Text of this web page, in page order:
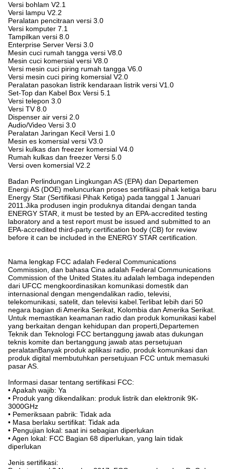
Versi bohlam V2.1
Versi lampu V2.2
Peralatan pencitraan versi 3.0
Versi komputer 7.1
Tampilkan versi 8.0
Enterprise Server Versi 3.0
Mesin cuci rumah tangga versi V8.0
Mesin cuci komersial versi V8.0
Versi mesin cuci piring rumah tangga V6.0
Versi mesin cuci piring komersial V2.0
Peralatan pasokan listrik kendaraan listrik versi V1.0
Set-Top dan Kabel Box Versi 5.1
Versi telepon 3.0
Versi TV 8.0
Dispenser air versi 2.0
Audio/Video Versi 3.0
Peralatan Jaringan Kecil Versi 1.0
Mesin es komersial versi V3.0
Versi kulkas dan freezer komersial V4.0
Rumah kulkas dan freezer Versi 5.0
Versi oven komersial V2.2
Badan Perlindungan Lingkungan AS (EPA) dan Departemen
Energi AS (DOE) meluncurkan proses sertifikasi pihak ketiga baru
Energy Star (Sertifikasi Pihak Ketiga) pada tanggal 1 Januari
2011.Jika produsen ingin produknya ditandai dengan tanda
ENERGY STAR, it must be tested by an EPA-accredited testing
laboratory and a test report must be issued and submitted to an
EPA-accredited third-party certification body (CB) for review
before it can be included in the ENERGY STAR certification.
Nama lengkap FCC adalah Federal Communications
Commission, dan bahasa Cina adalah Federal Communications
Commission of the United States.itu adalah lembaga independen
dari UFCC mengkoordinasikan komunikasi domestik dan
internasional dengan mengendalikan radio, televisi,
telekomunikasi, satelit, dan televisi kabel.Terlibat lebih dari 50
negara bagian di Amerika Serikat, Kolombia dan Amerika Serikat.
Untuk memastikan keamanan radio dan produk komunikasi kabel
yang berkaitan dengan kehidupan dan properti,Departemen
Teknik dan Teknologi FCC bertanggung jawab atas dukungan
teknis komite dan bertanggung jawab atas persetujuan
peralatanBanyak produk aplikasi radio, produk komunikasi dan
produk digital membutuhkan persetujuan FCC untuk memasuki
pasar AS.
Informasi dasar tentang sertifikasi FCC:
• Apakah wajib: Ya
• Produk yang dikendalikan: produk listrik dan elektronik 9K-
3000GHz
• Pemeriksaan pabrik: Tidak ada
• Masa berlaku sertifikat: Tidak ada
• Pengujian lokal: saat ini sebagian diperlukan
• Agen lokal: FCC Bagian 68 diperlukan, yang lain tidak
diperlukan
Jenis sertifikasi: